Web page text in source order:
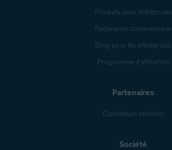
Produits pour entreprises
Partenaires commerciaux
Blog pour les entreprises
Programme d’affiliation
Partenaires
Opérateurs mobiles
Société